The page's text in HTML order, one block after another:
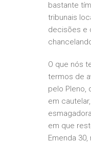
bastante
tribunais
decisões e
O que nós
termos de
pelo Pleno,
em
em que
Emenda